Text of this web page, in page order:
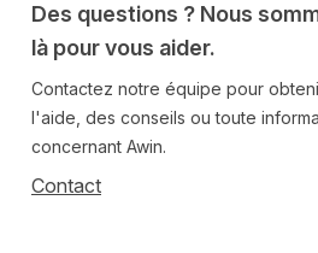
Des questions ? Nous
là pour vous aider.
Contactez notre équipe pour
l'aide, des conseils ou toute
concernant Awin.
Contact